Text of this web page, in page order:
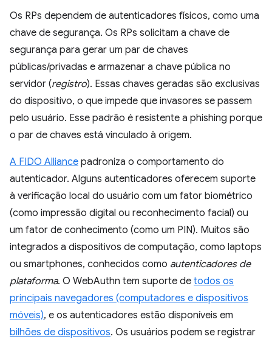
Os RPs dependem de autenticadores físicos, como uma
chave de segurança. Os RPs solicitam a chave de
segurança para gerar um par de chaves
públicas/privadas e armazenar a chave pública no
servidor (registro). Essas chaves geradas são exclusivas
do dispositivo, o que impede que invasores se passem
pelo usuário. Esse padrão é resistente a phishing porque
o par de chaves está vinculado à origem.
A FIDO Alliance padroniza o comportamento do
autenticador. Alguns autenticadores oferecem suporte
à verificação local do usuário com um fator biométrico
(como impressão digital ou reconhecimento facial) ou
um fator de conhecimento (como um PIN). Muitos são
integrados a dispositivos de computação, como laptops
ou smartphones, conhecidos como autenticadores de
plataforma. O WebAuthn tem suporte de todos os
principais navegadores (computadores e dispositivos
móveis), e os autenticadores estão disponíveis em
bilhões de dispositivos. Os usuários podem se registrar